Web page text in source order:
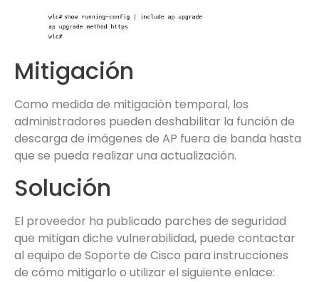
Mitigación
Como medida de mitigación temporal, los
administradores pueden deshabilitar la función de
descarga de imágenes de AP fuera de banda hasta
que se pueda realizar una actualización.
Solución
El proveedor ha publicado parches de seguridad
que mitigan diche vulnerabilidad, puede contactar
al equipo de Soporte de Cisco para instrucciones
de cómo mitigarlo o utilizar el siguiente enlace: